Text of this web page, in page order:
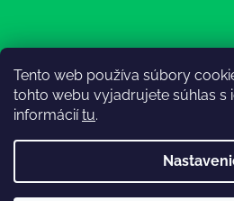
Tento web používa súbory
tohto webu vyjadrujete súhlas s
informáciítu.
Sledovať na